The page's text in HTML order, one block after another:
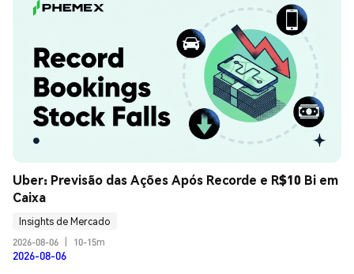
Uber: Previsão das Ações Após Recorde e R$10 Bi em
Caixa
Insights de Mercado
2026-08-06
10-15m
2026-08-06